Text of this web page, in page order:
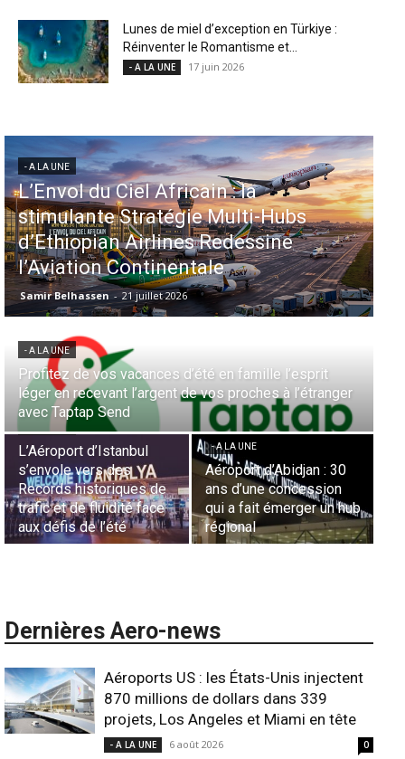
Lunes de miel d’exception en Türkiye :
Réinventer le Romantisme et...
- A LA UNE 17 juin 2026
- A LA UNE
Aéroports US : les États-Unis
injectent 870 millions de dollars
dans 339 projets, Los Angeles et
Miami en tête
Samir Belhassen - 6 août 2026
- A LA UNE
Aérien & Stratégie : Comment Royal Air Maroc fait de
la diaspora européenne le moteur de son hub de
Casablanca
- A LA UNE
Sécurité des frontières
aériennes en Afrique :
L’appel urgent à
l’harmonisation globale
- A LA UNE
Nominations : Sadri
Essid à la tête de la
Représentation d’Air
France en Tunisie et
Lionel Rault aux
commandes de la région
ANSCO
hub
Dernières Aero-news
Aéroports US : les États-Unis injectent
870 millions de dollars dans 339
projets, Los Angeles et Miami en tête
- A LA UNE 6 août 2026 0